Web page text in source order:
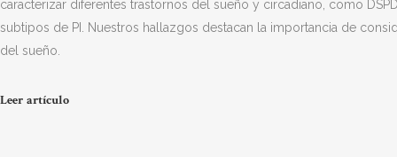
caracterizar diferentes trastornos del sueño y circadiano, como
subtipos de PI. Nuestros hallazgos destacan la importancia de
del sueño.
Leer artículo